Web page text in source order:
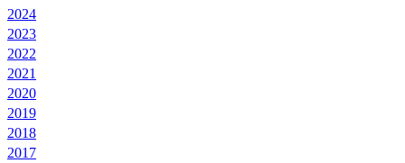
2024
2023
2022
2021
2020
2019
2018
2017